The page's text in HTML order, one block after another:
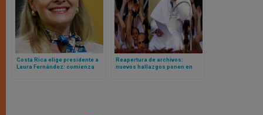
Costa Rica elige presidente a
Laura Fernández: comienza
Reapertura de archivos:
nuevos hallazgos ponen en